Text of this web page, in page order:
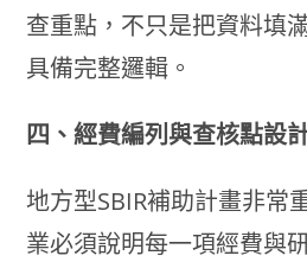
查重點，不只是把資料填
具備完整邏輯。
四、經費編列與查核點設
地方型SBIR補助計畫非常
業必須說明每一項經費與